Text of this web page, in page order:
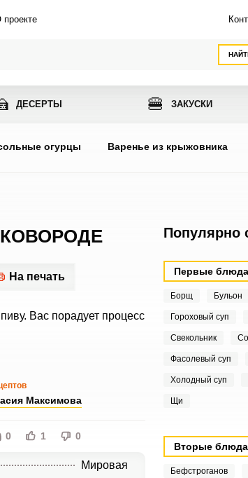
проекте
ДЕСЕРТЫ 🍔 ЗАКУСКИ
огурцы Варенье из крыжовника
На печать
Вас порадует процесс
Максимова
0 1 0
Мировая
Популярно
Первые блюда
Борщ Бульон
Гороховый суп
Свекольник
Фасолевый суп
Холодный суп
Щи
Вторые блюда
Бефстроганов